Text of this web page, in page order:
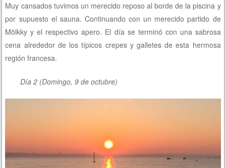
Muy cansados tuvimos un merecido reposo al borde de la piscina y
por supuesto el sauna. Continuando con un merecido partido de
Mölkky y el respectivo apero. El día se terminó con una sabrosa
cena alrededor de los típicos crepes y galletes de esta hermosa
región francesa.
Día 2 (Domingo, 9 de octubre)